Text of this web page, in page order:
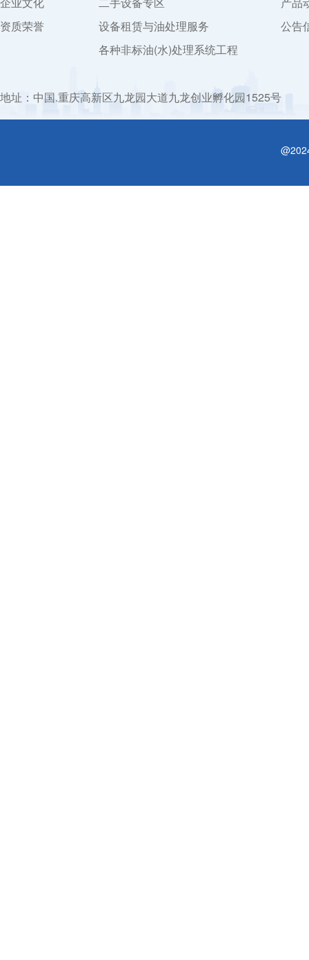
资质荣誉
设备租赁与油处理服务
各种非标油(水)处理系统工程
公告
地址：中国.重庆高新区九龙园大道九龙创业孵化园1525号